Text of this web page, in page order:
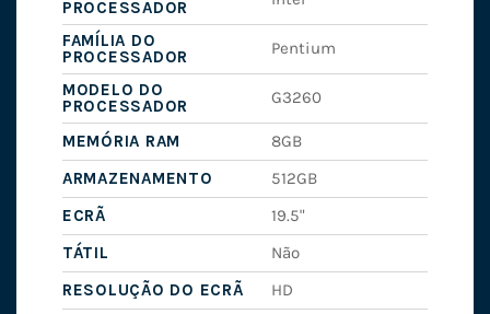
PROCESSADOR
FAMÍLIA DO
PROCESSADOR
Pentium
MODELO DO
PROCESSADOR
G3260
MEMÓRIA RAM
8GB
ARMAZENAMENTO
512GB
ECRÃ
19.5"
TÁTIL
Não
RESOLUÇÃO DO ECRÃ
HD